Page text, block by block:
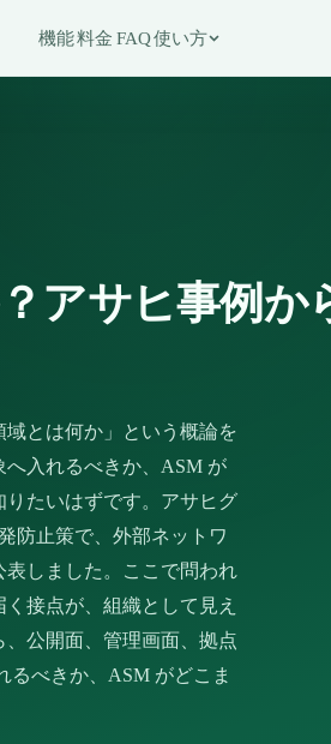
機能料金 FAQ使い方
アサヒ事例か
とは何か」という概論を
入れるべきか、ASM が
たいはずです。アサヒグ
防止策で、外部ネットワ
しました。ここで問われ
接点が、組織として見え
公開面、管理画面、拠点
るべきか、ASM がどこま